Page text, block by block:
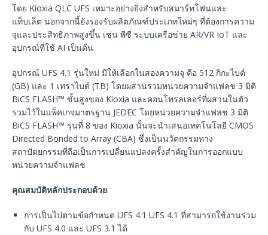
โดย Kioxia QLC UFS เหมาะอย่างยิ่งสำหรับสมาร์ทโฟนและ
แท็บเล็ต นอกจากนี้ยังรองรับผลิตภัณฑ์ประเภทใหม่ๆ ที่ต้องการความ
จุและประสิทธิภาพสูงขึ้น เช่น พีซี ระบบเครือข่าย AR/VR IoT และ
อุปกรณ์ที่ใช้ AI เป็นต้น
อุปกรณ์ UFS 4.1 รุ่นใหม่ มีให้เลือกในสองความจุ คือ 512 กิกะไบต์
(GB) และ 1 เทราไบต์ (TB) โดยผสานรวมหน่วยความจำแฟลช 3 มิติ
BiCS FLASH™ ขั้นสูงของ Kioxia และคอนโทรลเลอร์ที่ผสานในตัว
รวมไว้ในแพ็คเกจมาตรฐาน JEDEC โดยหน่วยความจำแฟลช 3 มิติ
BiCS FLASH™ รุ่นที่ 8 ของ Kioxia นั้นจะนำเสนอเทคโนโลยี CMOS
Directed Bonded to Array (CBA) ซึ่งเป็นนวัตกรรมทาง
สถาปัตยกรรมที่ถือเป็นการเปลี่ยนแปลงครั้งสำคัญในการออกแบบ
หน่วยความจำแฟลช
คุณสมบัติหลักประกอบด้วย
การเป็นไปตามข้อกำหนด UFS 4.1 UFS 4.1 ที่สามารถใช้งานร่วม
กับ UFS 4.0 และ UFS 3.1 ได้